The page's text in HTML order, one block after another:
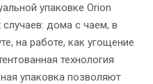
упаковке Orion
дома с чаем, в
на работе, как угощение
технология
упаковка позволяют